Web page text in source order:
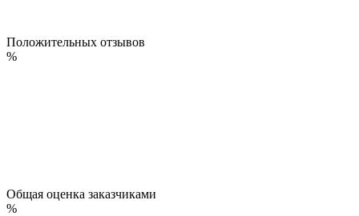
Положительных отзывов
%
Общая оценка заказчиками
%